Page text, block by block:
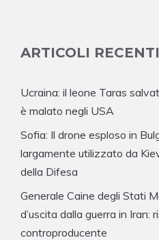
ARTICOLI RECENTI
Ucraina: il leone Taras
è malato negli USA
Sofia: Il drone esploso in
largamente utilizzato da
della Difesa
Generale Caine degli Stati
d’uscita dalla guerra in Iran:
controproducente